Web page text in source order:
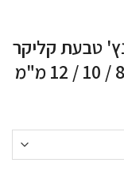
טבעת קליקר